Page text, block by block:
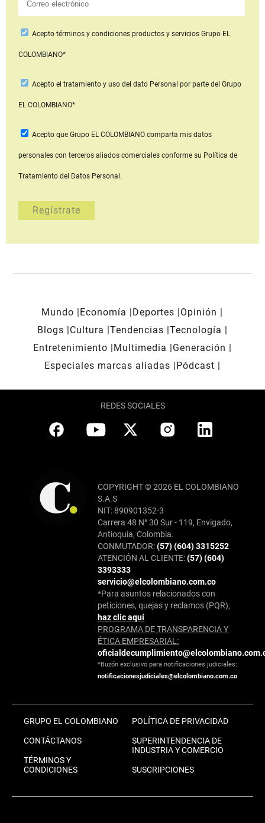
Aceptotérminos y condiciones productos y serviciosGrupo EL
COLOMBIANO*
Acepto el tratamiento y uso del dato Personal por parte del Grupo
EL COLOMBIANO*
Acepto que Grupo EL COLOMBIANOcomparta mis datos
personales con terceros aliados comerciales conforme su Política de
Tratamiento del Datos Personal.
Mundo Economía Deportes
Opinión
Blogs
Cultura Tendencias Tecnología
Entretenimiento
Multimedia
Generación
Especiales marcas aliadas
Pódcast
REDES SOCIALES
COPYRIGHT © 2026 EL COLOMBIANO
S.A.S
NIT: 890901352-3
Carrera 48 N° 30 Sur - 119, Envigado,
Antioquia, Colombia.
CONMUTADOR:(57) (604) 3315252
ATENCIÓN AL CLIENTE:(57) (604)
3393333
servicio@elcolombiano.com.co
*Para asuntos relacionados con
peticiones, quejas y reclamos (PQR),
haz clic aquí
PROGRAMA DE TRANSPARENCIA Y
ÉTICA EMPRESARIAL:
*Buzón exclusivo para notificaciones judiciales:
notificacionesjudiciales@elcolombiano.com.co
GRUPO EL COLOMBIANO
CONTÁCTANOS
TÉRMINOS Y
CONDICIONES
POLÍTICA DE PRIVACIDAD
SUPERINTENDENCIA DE
INDUSTRIA Y COMERCIO
SUSCRIPCIONES